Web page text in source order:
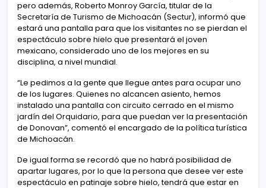
pero además, Roberto Monroy García, titular de la
Secretaría de Turismo de Michoacán (Sectur), informó que
estará una pantalla para que los visitantes no se pierdan el
espectáculo sobre hielo que presentará el joven
mexicano, considerado uno de los mejores en su
disciplina, a nivel mundial.
“Le pedimos a la gente que llegue antes para ocupar uno
de los lugares. Quienes no alcancen asiento, hemos
instalado una pantalla con circuito cerrado en el mismo
jardín del Orquidario, para que puedan ver la presentación
de Donovan”, comentó el encargado de la política turística
de Michoacán.
De igual forma se recordó que no habrá posibilidad de
apartar lugares, por lo que la persona que desee ver este
espectáculo en patinaje sobre hielo, tendrá que estar en